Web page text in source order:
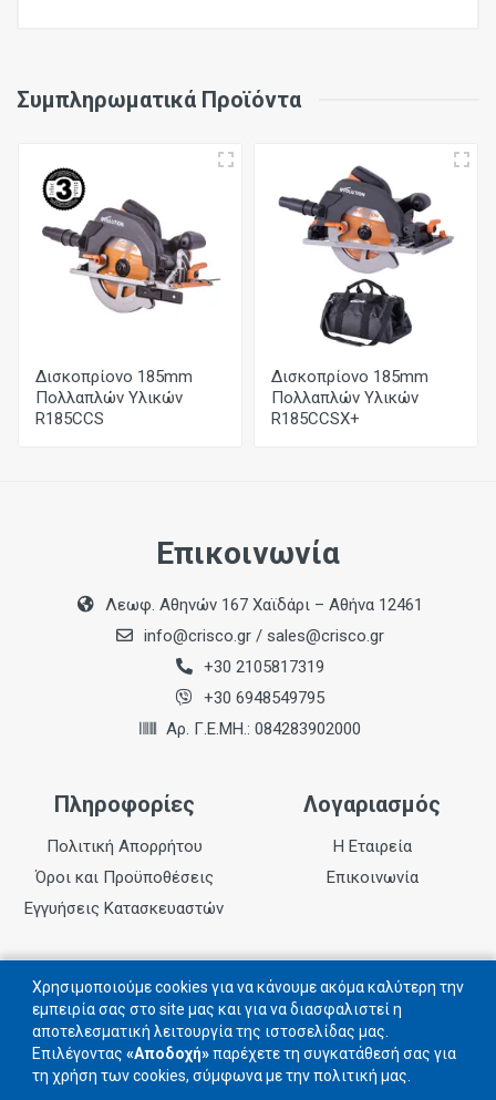
Οπή
20mm
Δόντια
1,7mm
Συμπληρωματικά Προϊόντα
Δισκοπρίονο 185mm
Πολλαπλών Υλικών
R185CCS
Δισκοπρίονο 185mm
Πολλαπλών Υλικών
R185CCSX+
Επικοινωνία
Λεωφ. Αθηνών 167 Χαϊδάρι – Αθήνα 12461
info@crisco.gr / sales@crisco.gr
+30 2105817319
+30 6948549795
Αρ. Γ.Ε.ΜΗ.: 084283902000
Πληροφορίες
Πολιτική Απορρήτου
Όροι και Προϋποθέσεις
Εγγυήσεις Κατασκευαστών
Λογαριασμός
Η Εταιρεία
Επικοινωνία
Follow us
Ακολουθήστε μας στα social networks
Χρησιμοποιούμε cookies για να κάνουμε ακόμα καλύτερη την
εμπειρία σας στο site μας και για να διασφαλιστεί η
αποτελεσματική λειτουργία της ιστοσελίδας μας.
Επιλέγοντας «Αποδοχή»παρέχετε τη συγκατάθεσή σας για
τη χρήση των cookies, σύμφωνα με την πολιτική μας.